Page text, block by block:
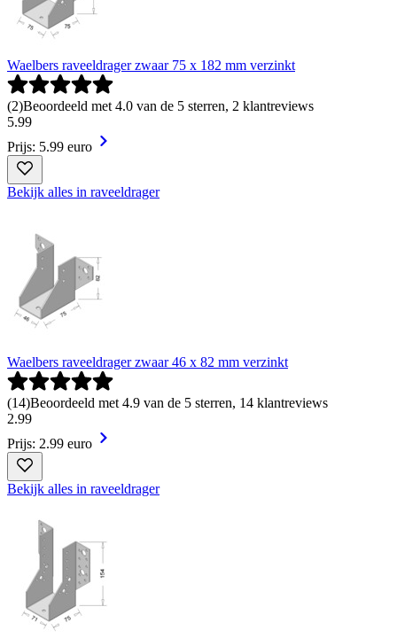
Waelbers raveeldrager zwaar 75 x 182 mm verzinkt
(2)Beoordeeld met 4.0 van de 5 sterren, 2 klantreviews
5.99
Prijs: 5.99 euro
Bekijk alles in raveeldrager
Waelbers raveeldrager zwaar 46 x 82 mm verzinkt
(14)Beoordeeld met 4.9 van de 5 sterren, 14 klantreviews
2.99
Prijs: 2.99 euro
Bekijk alles in raveeldrager